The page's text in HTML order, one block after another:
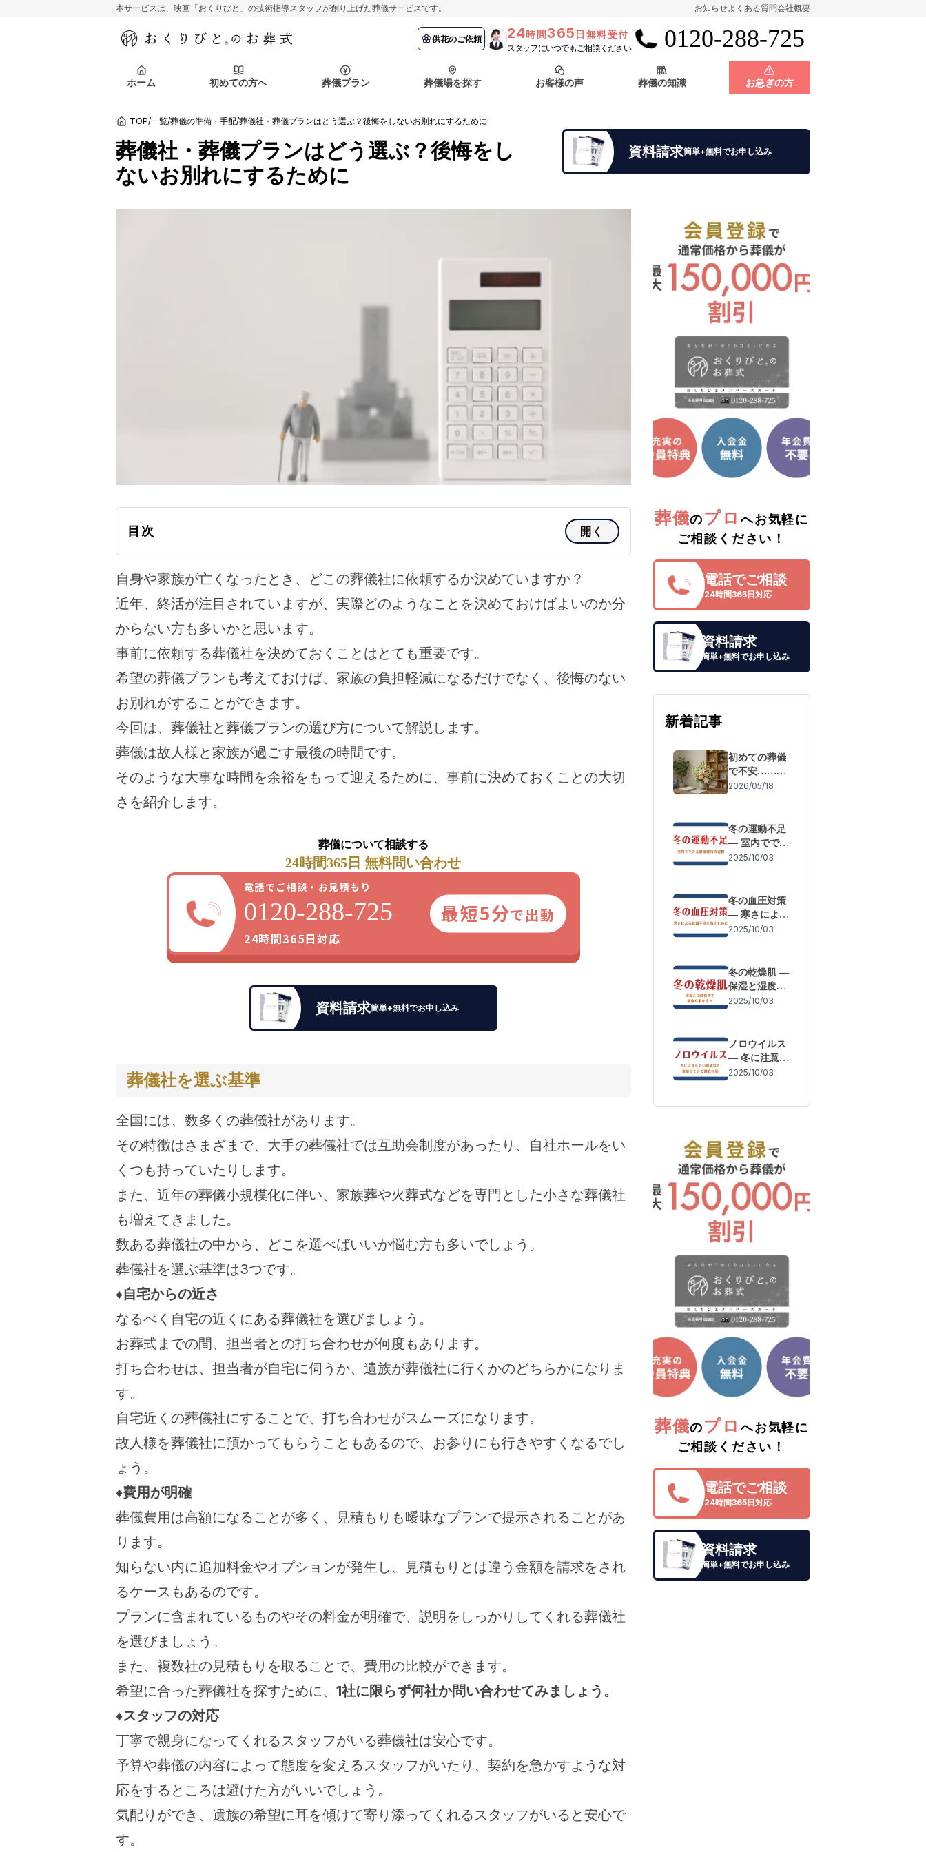
本サービスは、映画「おくりびと」の技術指導スタッフが創り上げた葬儀サービスです。 お知らせよくある質問会社概要
供花のご依頼 24時間365 日無料受付
スタッフにいつでもご相談ください 0120-288-725
ホーム 初めての方へ
葬儀の流れ 会員制度
アフターサポート
葬儀プラン 葬儀場を探す
千葉県 神奈川県
北海道エリア 札幌市
お客様の声
よくある質問
葬儀の知識 お急ぎの方
初めての方へ 初めての方へ 納棺の儀とは？ 葬儀の流れ 会員制度
会社を知る スタッフ一覧 採用情報
関東エリア 東京都 埼玉県 千葉県 神奈川県
北海道エリア 札幌市
お客様の声 ご葬儀事例 お客様の声 よくある質問
葬儀の知識 葬儀の知識 供花のご依頼
TOP/一覧/葬儀の準備・手配/葬儀社・葬儀プランはどう選ぶ？後悔をしないお別れにするために
葬儀社・葬儀プランはどう選ぶ？後悔をし
ないお別れにするために
資料請求簡単+無料でお申し込み
目次 開く
自身や家族が亡くなったとき、どこの葬儀社に依頼するか決めていますか？
近年、終活が注目されていますが、実際どのようなことを決めておけばよいのか分
からない方も多いかと思います。
事前に依頼する葬儀社を決めておくことはとても重要です。
希望の葬儀プランも考えておけば、家族の負担軽減になるだけでなく、後悔のない
お別れがすることができます。
今回は、葬儀社と葬儀プランの選び方について解説します。
葬儀は故人様と家族が過ごす最後の時間です。
そのような大事な時間を余裕をもって迎えるために、事前に決めておくことの大切
さを紹介します。
葬儀について相談する
24時間365日 無料問い合わせ
電話でご相談・お見積もり
0120-288-725
24時間365日対応
最短5分で出動
資料請求簡単+無料でお申し込み
葬儀社を選ぶ基準
全国には、数多くの葬儀社があります。
その特徴はさまざまで、大手の葬儀社では互助会制度があったり、自社ホールをい
くつも持っていたりします。
また、近年の葬儀小規模化に伴い、家族葬や火葬式などを専門とした小さな葬儀社
も増えてきました。
数ある葬儀社の中から、どこを選べばいいか悩む方も多いでしょう。
葬儀社を選ぶ基準は3つです。
♦自宅からの近さ
なるべく自宅の近くにある葬儀社を選びましょう。
お葬式までの間、担当者との打ち合わせが何度もあります。
打ち合わせは、担当者が自宅に伺うか、遺族が葬儀社に行くかのどちらかになりま
す。
自宅近くの葬儀社にすることで、打ち合わせがスムーズになります。
故人様を葬儀社に預かってもらうこともあるので、お参りにも行きやすくなるでし
ょう。
♦費用が明確
葬儀費用は高額になることが多く、見積もりも曖昧なプランで提示されることがあ
ります。
知らない内に追加料金やオプションが発生し、見積もりとは違う金額を請求をされ
るケースもあるのです。
プランに含まれているものやその料金が明確で、説明をしっかりしてくれる葬儀社
を選びましょう。
また、複数社の見積もりを取ることで、費用の比較ができます。
希望に合った葬儀社を探すために、 1社に限らず何社か問い合わせてみましょう。
♦スタッフの対応
丁寧で親身になってくれるスタッフがいる葬儀社は安心です。
予算や葬儀の内容によって態度を変えるスタッフがいたり、契約を急かすような対
応をするところは避けた方がいいでしょう。
気配りができ、遺族の希望に耳を傾けて寄り添ってくれるスタッフがいると安心で
す。
葬儀のプロ へお気軽に
ご相談ください！
電話でご相談
24時間365日対応
資料請求
簡単+無料でお申し込み
新着記事
初めての葬儀
で不安……も
しもの際の流
前準備」
2026/05/18
冬の運動不足
― 室内ででき
る健康維持の
2025/10/03
冬の血圧対策
― 寒さによる
体調変化を防
2025/10/03
冬の乾燥肌 ―
保湿と湿度管
理で健康な肌
2025/10/03
ノロウイルス
― 冬に注意し
たい感染症と
2025/10/03
葬儀のプロ へお気軽に
ご相談ください！
電話でご相談
24時間365日対応
資料請求
簡単+無料でお申し込み